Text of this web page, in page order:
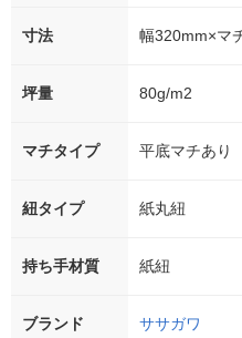
寸法 幅320mm×マ
坪量 80g/m2
マチタイプ 平底マチあり
紐タイプ 紙丸紐
持ち手材質 紙紐
ブランド ササガワ